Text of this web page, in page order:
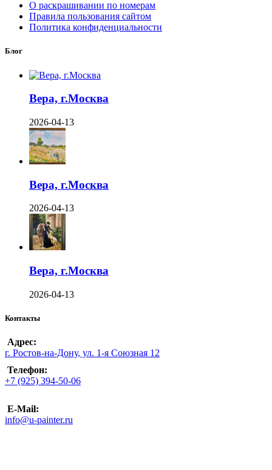
О раскрашивании по номерам
Правила пользования сайтом
Политика конфиденциальности
Блог
Вера, г.Москва
2026-04-13
Вера, г.Москва
2026-04-13
Вера, г.Москва
2026-04-13
Контакты
Адрес:
г. Ростов-на-Дону, ул. 1-я Союзная 12
Телефон:
+7 (925) 394-50-06
E-Mail:
info@u-painter.ru